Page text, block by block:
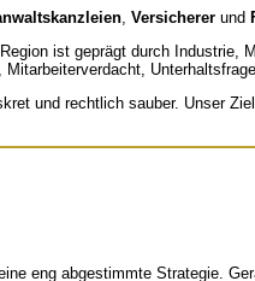
, Versicherer und
ist geprägt durch
und rechtlich sauber. Unser
eng abgestimmte Strategie.